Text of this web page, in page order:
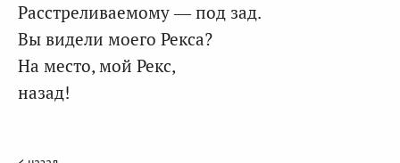
Расстреливаемому — под зад.
Вы видели моего Рекса?
На место, мой Рекс,
назад!